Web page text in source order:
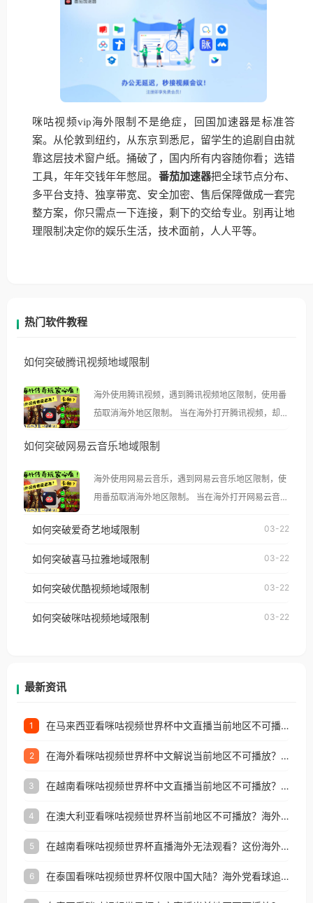
咪咕视频vip海外限制不是绝症，回国加速器是标准答
案。从伦敦到纽约，从东京到悉尼，留学生的追剧自由就
靠这层技术窗户纸。捅破了，国内所有内容随你看；选错
工具，年年交钱年年憋屈。 番茄加速器把全球节点分布、
多平台支持、独享带宽、安全加密、售后保障做成一套完
整方案，你只需点一下连接，剩下的交给专业。别再让地
理限制决定你的娱乐生活，技术面前，人人平等。
热门软件教程
如何突破腾讯视频地域限制
海外使用腾讯视频，遇到腾讯视频地区限制，使用番
茄取消海外地区限制。 当在海外打开腾讯视频，却突
示语。 海外用户如香港、澳门、台湾、美国、加拿
像其他音乐平台一样，出现地区及版权限制问题，且
仅能在中国大陆地区播放。 遇到这个问题的朋友们，
台湾、美国、加拿大、澳大利亚、欧洲等国家和地区
权限制所困扰。
如何突破网易云音乐地域限制
海外使用网易云音乐，遇到网易云音乐地区限制，使
用番茄取消海外地区限制。 当在海外打开网易云音
播放”的提示语。 海外用户如香港、澳门、台湾、美
制问题，且仅能在中国大陆地区播放。 遇到这个问题
户收听网易云音乐地区版权限制」的问题，无论人在
如何突破爱奇艺地域限制 03-22
如何突破喜马拉雅地域限制 03-22
如何突破优酷视频地域限制 03-22
如何突破咪咕视频地域限制 03-22
最新资讯
1 在马来西亚看咪咕视频世界杯中文直播当前地区不可播放？这篇指南帮你搞定海外看球难题
2 在海外看咪咕视频世界杯中文解说当前地区不可播放？这篇指南帮你解决所有问题
3 在越南看咪咕视频世界杯中文直播当前地区不可播放？这篇指南帮你解决所有海外观赛难题
4 在澳大利亚看咪咕视频世界杯当前地区不可播放？海外党体育观赛终极指南
5 在越南看咪咕视频世界杯直播海外无法观看？这份海外观赛终极指南帮你搞定
6 在泰国看咪咕视频世界杯仅限中国大陆？海外党看球追剧的终极破局指南